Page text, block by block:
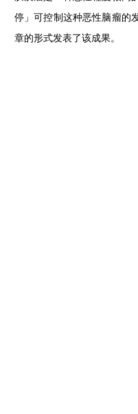
停」可控制这种恶性脑瘤的
章的形式发表了该成果。